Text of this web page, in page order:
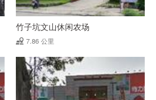
竹子坑文山休闲农场
7.86 公里